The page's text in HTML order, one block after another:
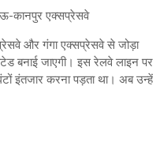
कानपुर एक्सप्रेसवे
और गंगा एक्सप्रेसवे से जोड़ा
बनाई जाएगी। इस रेलवे लाइन पर
इंतजार करना पड़ता था। अब उन्हें